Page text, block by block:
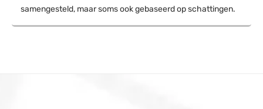
samengesteld, maar soms ook gebaseerd op schattingen.